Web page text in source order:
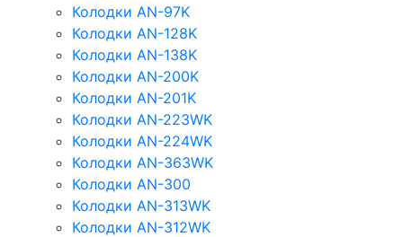
Колодки AN-97K
Колодки AN-128K
Колодки AN-138K
Колодки AN-200K
Колодки AN-201K
Колодки AN-223WK
Колодки AN-224WK
Колодки AN-363WK
Колодки AN-300
Колодки AN-313WK
Колодки AN-312WK